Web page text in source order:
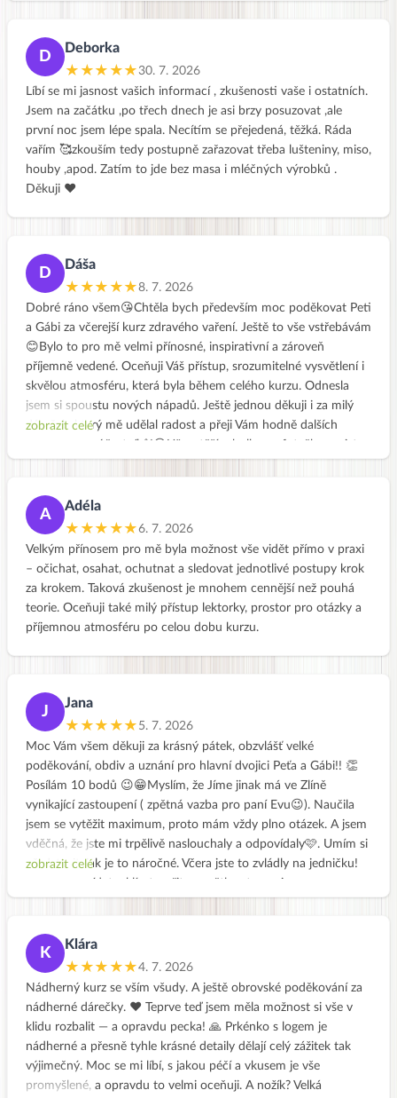
D
Deborka
★★★★★30. 7. 2026
Líbí se mi jasnost vašich informací , zkušenosti vaše i ostatních.
Jsem na začátku ,po třech dnech je asi brzy posuzovat ,ale
první noc jsem lépe spala. Necítím se přejedená, těžká. Ráda
vařím 🥰zkouším tedy postupně zařazovat třeba lušteniny, miso,
houby ,apod. Zatím to jde bez masa i mléčných výrobků .
Děkuji ❤️
D
Dáša
★★★★★8. 7. 2026
Dobré ráno všem😘Chtěla bych především moc poděkovat Peti
a Gábi za včerejší kurz zdravého vaření. Ještě to vše vstřebávám
😊Bylo to pro mě velmi přínosné, inspirativní a zároveň
příjemně vedené. Oceňuji Váš přístup, srozumitelné vysvětlení i
skvělou atmosféru, která byla během celého kurzu. Odnesla
jsem si spoustu nových nápadů. Ještě jednou děkuji i za milý
dáreček, který mě udělal radost a přeji Vám hodně dalších
zobrazit celé
A
Adéla
★★★★★6. 7. 2026
Velkým přínosem pro mě byla možnost vše vidět přímo v praxi
– očichat, osahat, ochutnat a sledovat jednotlivé postupy krok
za krokem. Taková zkušenost je mnohem cennější než pouhá
teorie. Oceňuji také milý přístup lektorky, prostor pro otázky a
příjemnou atmosféru po celou dobu kurzu.
J
Jana
★★★★★ 5. 7. 2026
Moc Vám všem děkuji za krásný pátek, obzvlášť velké
poděkování, obdiv a uznání pro hlavní dvojici Peťa a Gábi!! 👏
Posílám 10 bodů 😉😁Myslím, že Jíme jinak má ve Zlíně
vynikající zastoupení ( zpětná vazba pro paní Evu😉). Naučila
jsem se vytěžit maximum, proto mám vždy plno otázek. A jsem
vděčná, že jste mi trpělivě naslouchaly a odpovídaly🩷. Umím si
představit, jak je to náročné. Včera jste to zvládly na jedničku!
úžasná🙌Těším se na svůj první zeleninový vývar. Škoda, že jsem
si ten tvůj, Peti, včera nevyfotila. Ale můžete mi poslat některá
fotku, až ho budete vařit 🙏🏻 děkuju.
zobrazit celé
K
Klára
★★★★★4. 7. 2026
Nádherný kurz se vším všudy. A ještě obrovské poděkování za
nádherné dárečky. ❤️ Teprve teď jsem měla možnost si vše v
klidu rozbalit — a opravdu pecka! 🙏 Prkénko s logem je
nádherné a přesně tyhle krásné detaily dělají celý zážitek tak
výjimečný. Moc se mi líbí, s jakou péčí a vkusem je vše
promyšlené, a opravdu to velmi oceňuji. A nožík? Velká